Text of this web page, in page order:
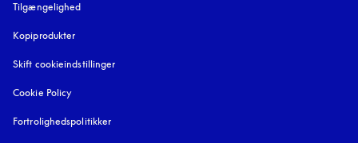
Tilgængelighed
Kopiprodukter
Skift cookieindstillinger
Cookie Policy
Fortrolighedspolitikker